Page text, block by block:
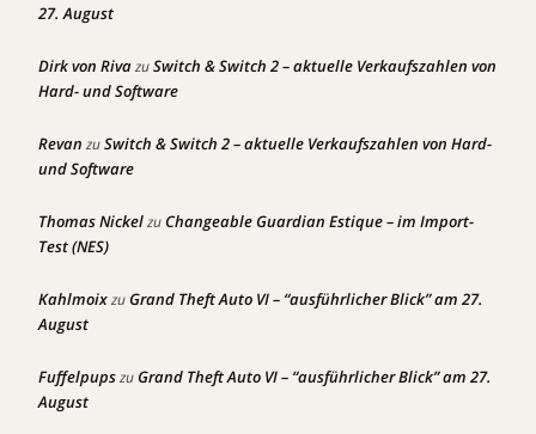
27. August
Dirk von RivazuSwitch & Switch 2 – aktuelle Verkaufszahlen von
Hard- und Software
Revan zuSwitch & Switch 2 – aktuelle Verkaufszahlen von Hard-
und Software
Thomas NickelzuChangeable Guardian Estique – im Import-
Test (NES)
KahlmoixzuGrand Theft Auto VI – “ausführlicher Blick” am 27.
August
FuffelpupszuGrand Theft Auto VI – “ausführlicher Blick” am 27.
August